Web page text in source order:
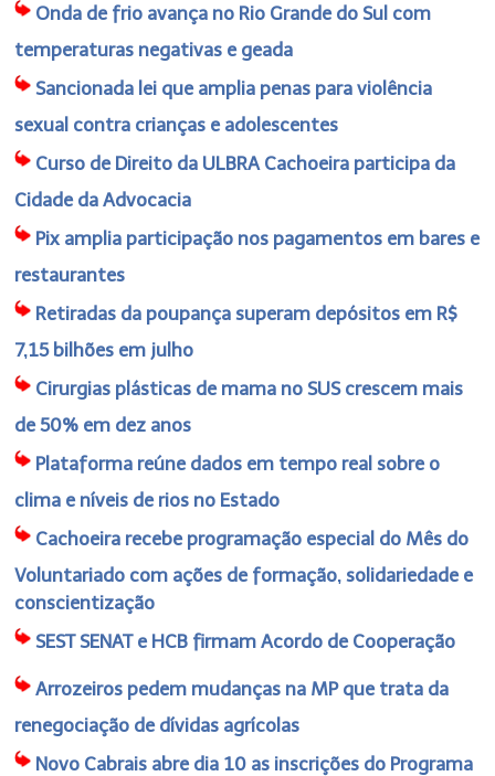
Onda de frio avança no Rio Grande do Sul com
temperaturas negativas e geada
Sancionada lei que amplia penas para violência
sexual contra crianças e adolescentes
Curso de Direito da ULBRA Cachoeira participa da
Cidade da Advocacia
Pix amplia participação nos pagamentos em bares e
restaurantes
Retiradas da poupança superam depósitos em R$
7,15 bilhões em julho
Cirurgias plásticas de mama no SUS crescem mais
de 50% em dez anos
Plataforma reúne dados em tempo real sobre o
clima e níveis de rios no Estado
Cachoeira recebe programação especial do Mês do
Voluntariado com ações de formação, solidariedade e
conscientização
SEST SENAT e HCB firmam Acordo de Cooperação
Arrozeiros pedem mudanças na MP que trata da
renegociação de dívidas agrícolas
Novo Cabrais abre dia 10 as inscrições do Programa